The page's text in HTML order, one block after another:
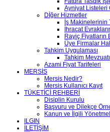
Ayniyat Listeleri
Dİğer Hizmetler
İş Makinelerinin
İhracat
Rayiç Fiyatların
Üye Firmalar
Tahkim Uygulaması
Tahkim Mevzuatı
Azami Fiyat Tarifeleri
MERSİS
Mersis Nedir?
Mersis Kullanıcı Kayıt
TÜKETİCİ REHBERİ
Disiplin Kurulu
Başvuru ve Dilekçe
Kanun ve İlgili
ILGIN
İLETİŞİM